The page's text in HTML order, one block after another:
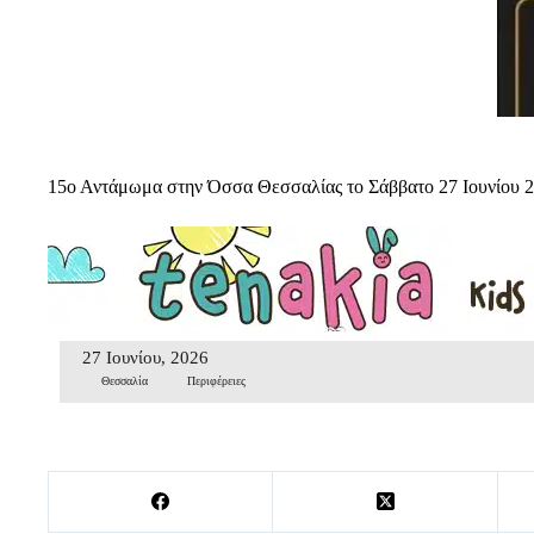
15ο Αντάμωμα στην Όσσα Θεσσαλίας το Σάββατο 27 Ιουνίου
27 Ιουνίου, 2026
Θεσσαλία Περιφέρειες